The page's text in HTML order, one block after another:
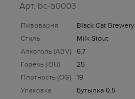
Арт. bc-b0003
Пивоварня
Black Cat Brewery
Стиль
Milk Stout
Алкоголь (ABV)
6.7
Горечь (IBU)
25
Плотность (OG)
19
Упаковка
Бутылка 0.5